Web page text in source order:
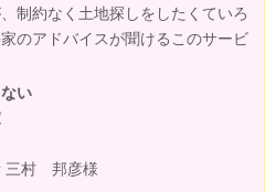
制約なく土地探しをしたくていろ
のアドバイスが聞けるこのサービ
い
三村 邦彦様